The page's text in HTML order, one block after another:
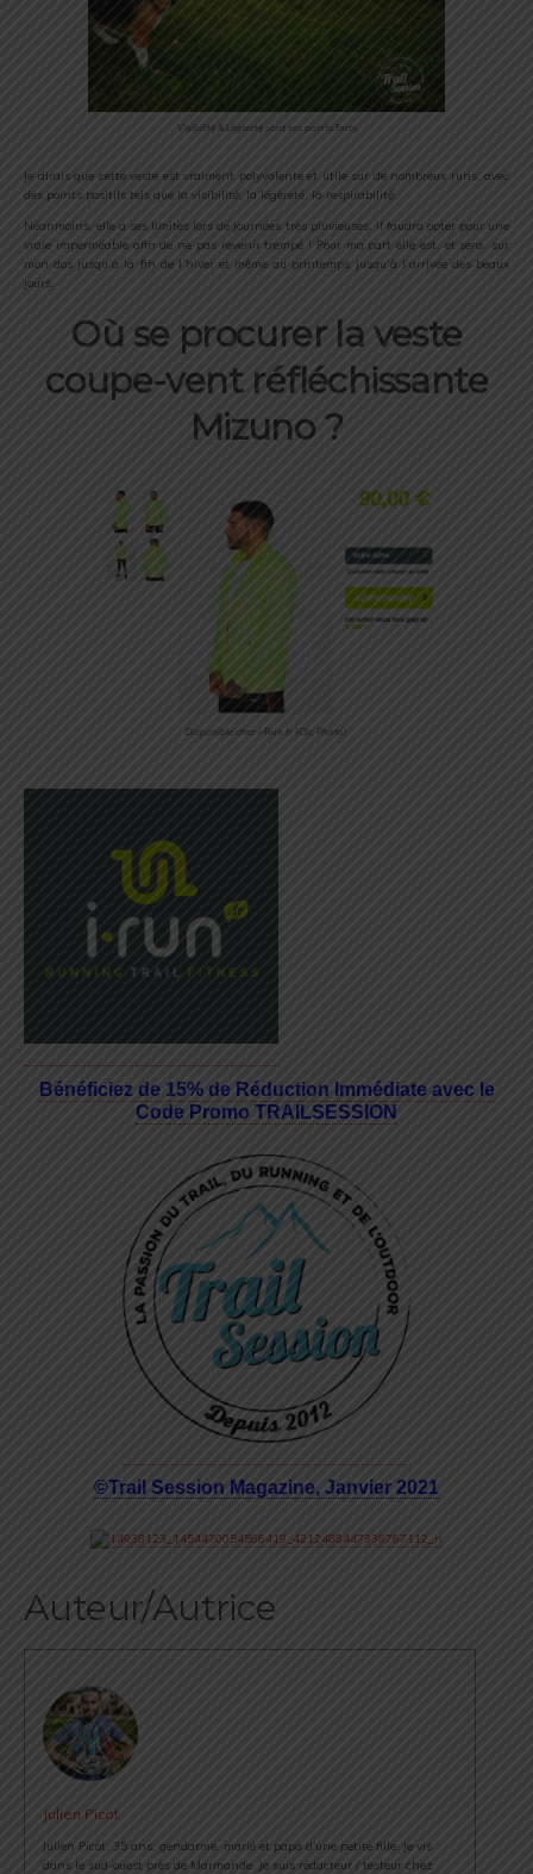
Visibilité & Légèreté sont ses points forts
Je dirais que cette veste est vraiment polyvalente et utile sur de nombreux runs, avec
des points positifs tels que la visibilité, la légèreté, la respirabilité.
Néanmoins, elle a ses limites lors de journées très pluvieuses, il faudra opter pour une
vraie imperméable afin de ne pas revenir trempé ! Pour ma part elle est, et sera, sur
mon dos jusqu’à la fin de l’hiver et même au printemps jusqu’à l’arrivée des beaux
jours.
Où se procurer la veste
coupe-vent réfléchissante
Mizuno ?
Disponible chez i-Run.fr (Clic Photo)
Bénéficiez de 15% de Réduction Immédiate avec le
Code Promo TRAILSESSION
©Trail Session Magazine, Janvier 2021
Auteur/Autrice
Julien Picot
Julien Picot, 35 ans, gendarme, marié et papa d'une petite fille. Je vis
dans le sud-ouest près de Marmande. Je suis rédacteur / testeur chez